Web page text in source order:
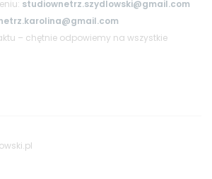
studiownetrz.szydlowski@gmail.com
– chętnie odpowiemy na wszystkie